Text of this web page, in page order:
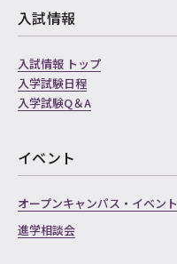
入試情報
入試情報 トップ
入学試験日程
入学試験Q＆A
イベント
オープンキャンパス・イベント
進学相談会